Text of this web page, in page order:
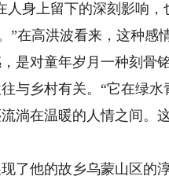
身上留下的深刻影响，
”在高洪波看来，这种感
是对童年岁月一种刻骨铭
乡村有关。“它在绿水
淌在温暖的人情之间。
他的故乡乌蒙山区的